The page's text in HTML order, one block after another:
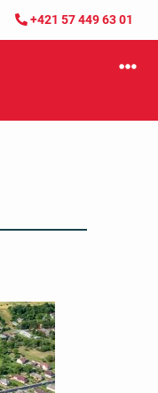
+421 57 449 63 01